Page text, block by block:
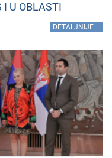
I U OBLASTI
DETALJNIJE